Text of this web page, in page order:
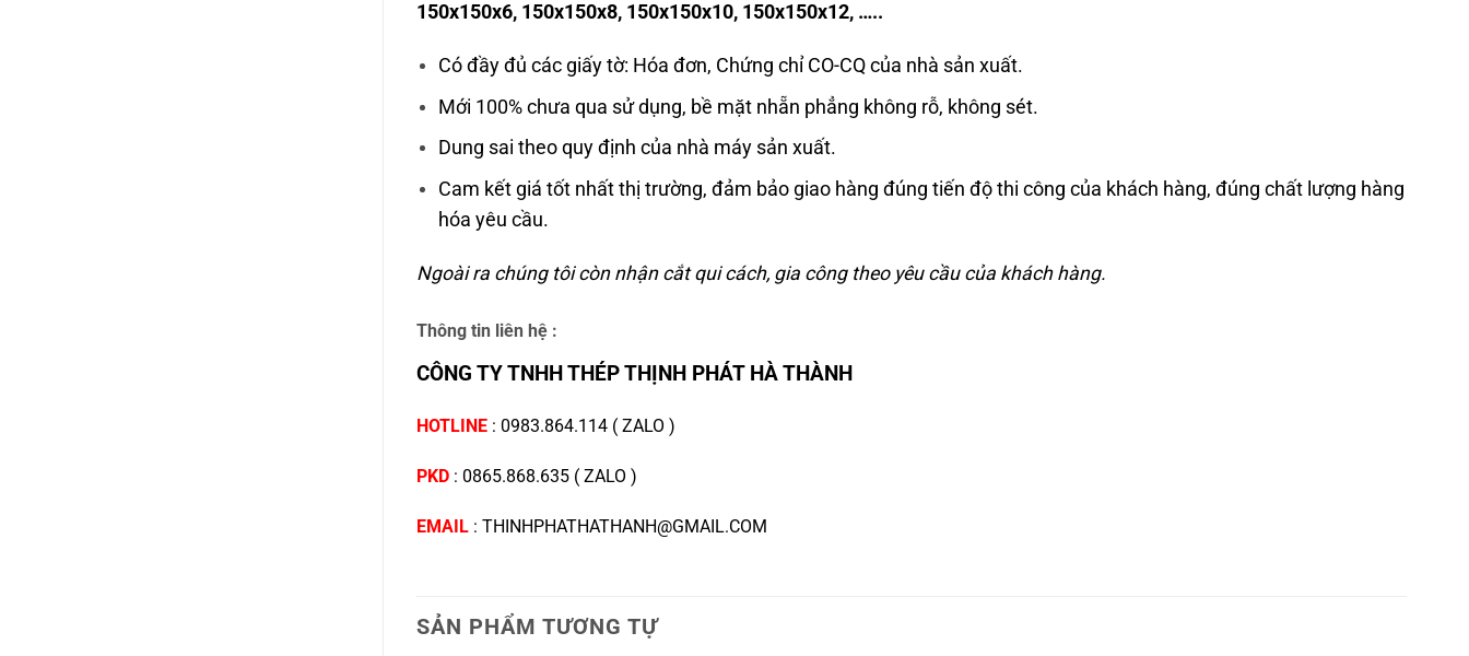
150x150x6, 150x150x8, 150x150x10, 150x150x12, …..
Có đầy đủ các giấy tờ: Hóa đơn, Chứng chỉ CO-CQ của nhà sản xuất.
Mới 100% chưa qua sử dụng, bề mặt nhẵn phẳng không rỗ, không sét.
Dung sai theo quy định của nhà máy sản xuất.
Cam kết giá tốt nhất thị trường, đảm bảo giao hàng đúng tiến độ thi công của khách hàng, đúng chất lượng hàng
hóa yêu cầu.
Ngoài ra chúng tôi còn nhận cắt qui cách, gia công theo yêu cầu của khách hàng.
Thông tin liên hệ :
CÔNG TY TNHH THÉP THỊNH PHÁT HÀ THÀNH
HOTLINE : 0983.864.114( ZALO )
PKD: 0865.868.635( ZALO )
EMAIL : THINHPHATHATHANH@GMAIL.COM
SẢN PHẨM TƯƠNG TỰ